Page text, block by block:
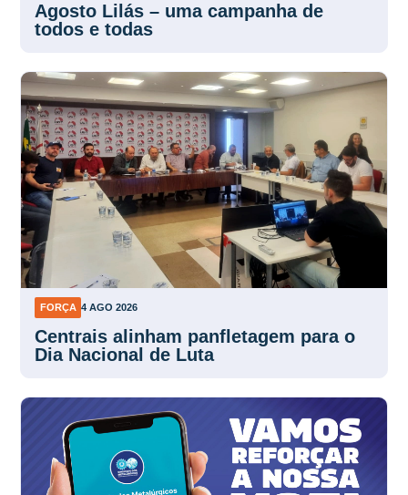
Agosto Lilás – uma campanha de
todos e todas
FORÇA 4 AGO 2026
Centrais alinham panfletagem para o
Dia Nacional de Luta